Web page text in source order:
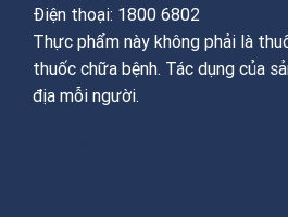
Điện thoại: 1800 6802
Thực phẩm này không phải là
thuốc chữa bệnh. Tác dụng của
địa mỗi người.